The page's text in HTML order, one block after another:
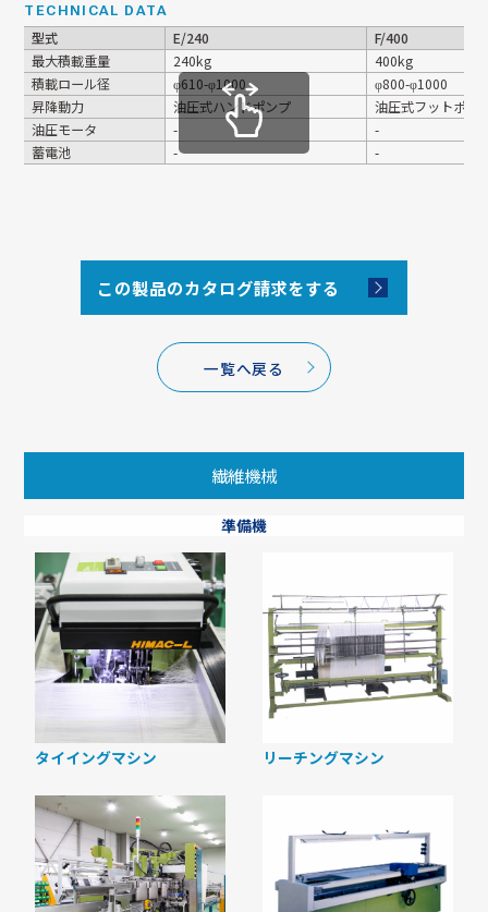
TECHNICAL DATA
型式 E/240
F/400
最大積載重量
240kg
400kg
積載ロール径
φ610-φ1000
φ800-φ1000
昇降動力
油圧式ハンドポンプ
油圧式フットポン
油圧モータ
-
-
蓄電池
- -
この製品のカタログ請求をする
一覧へ戻る
繊維機械
準備機
タイイングマシン リーチングマシン